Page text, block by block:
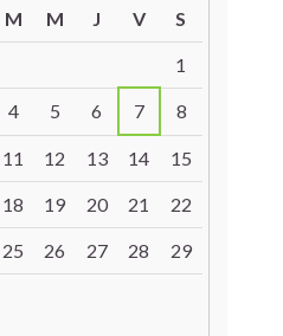
M M J V S
1
4 5 6 7 8
11 12 13 14 15
18 19 20 21 22
25 26 27 28 29